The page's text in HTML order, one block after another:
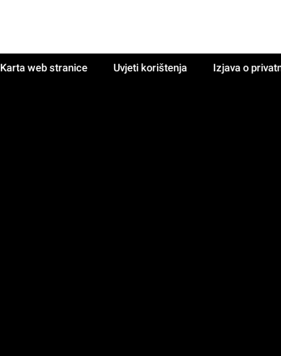
Karta web stranice Uvjeti korištenja Izjava o